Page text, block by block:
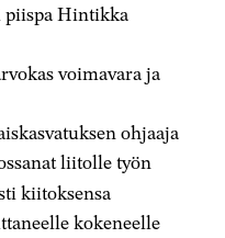
piispa Hintikka
voimavara ja
ohjaaja
liitolle työn
kiitoksensa
kokeneelle